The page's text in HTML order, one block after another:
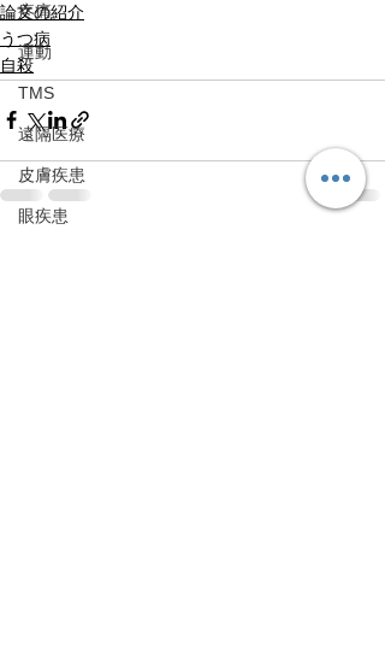
疼痛
運動
TMS
遠隔医療
皮膚疾患
眼疾患
論文の紹介
うつ病
自殺